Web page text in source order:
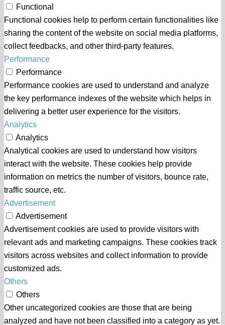
Functional
Functional cookies help to perform certain functionalities like
sharing the content of the website on social media platforms,
collect feedbacks, and other third-party features.
Performance
Performance
Performance cookies are used to understand and analyze
the key performance indexes of the website which helps in
delivering a better user experience for the visitors.
Analytics
Analytics
Analytical cookies are used to understand how visitors
interact with the website. These cookies help provide
information on metrics the number of visitors, bounce rate,
traffic source, etc.
Advertisement
Advertisement
Advertisement cookies are used to provide visitors with
relevant ads and marketing campaigns. These cookies track
visitors across websites and collect information to provide
customized ads.
Others
Others
Other uncategorized cookies are those that are being
analyzed and have not been classified into a category as yet.